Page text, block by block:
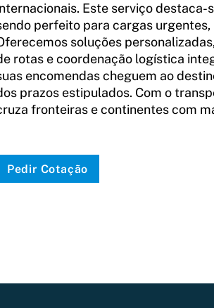
Este serviço destaca-
perfeito para cargas urgentes,
soluções
rotas e coordenação logística
encomendas cheguem ao
prazos estipulados. Com o
fronteiras e continentes com
Pedir Cotação